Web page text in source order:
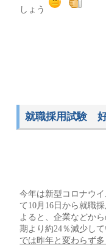
しょう
就職採用試験 好
今年は新型コロナウ
て10月16日から就職
よると、企業などか
期より約24％減少し
では昨年と変わらず